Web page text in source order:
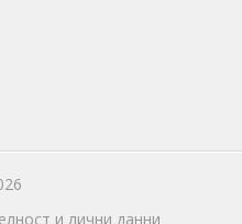
и лични данни